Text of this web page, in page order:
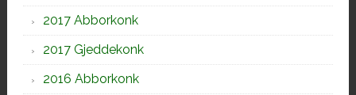
2017 Abborkonk
2017 Gjeddekonk
2016 Abborkonk